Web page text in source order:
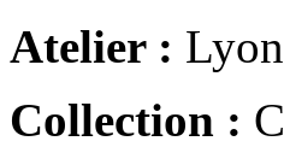
Atelier : Lyon
Collection :